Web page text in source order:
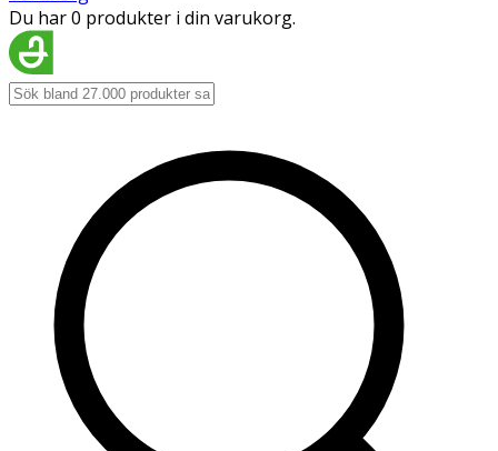
Du har 0 produkter i din varukorg.